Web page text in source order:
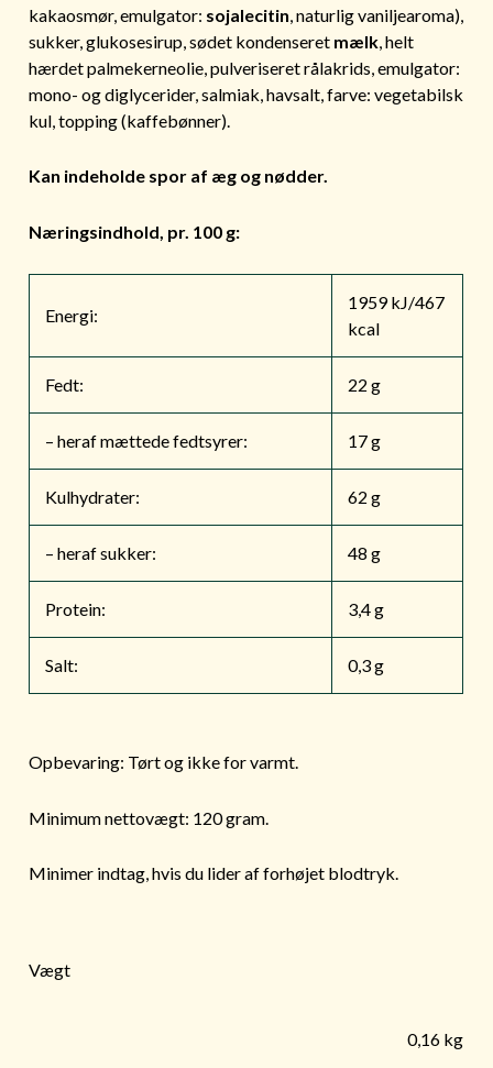
kakaosmør, emulgator: sojalecitin , naturlig vaniljearoma),
sukker, glukosesirup, sødet kondenseret mælk , helt
hærdet palmekerneolie, pulveriseret rålakrids, emulgator:
mono- og diglycerider, salmiak, havsalt, farve: vegetabilsk
kul, topping (kaffebønner).
Kan indeholde spor af æg og nødder.
Næringsindhold, pr. 100 g:
Energi:
1959 kJ/467
kcal
Fedt: 22 g
– heraf mættede fedtsyrer: 17 g
Kulhydrater: 62 g
– heraf sukker: 48 g
Protein: 3,4 g
Salt: 0,3 g
Opbevaring: Tørt og ikke for varmt.
Minimum nettovægt: 120 gram.
Minimer indtag, hvis du lider af forhøjet blodtryk.
Vægt
0,16 kg